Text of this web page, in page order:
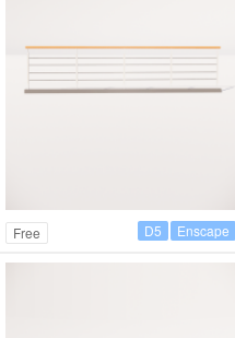
Free Enscape
D5